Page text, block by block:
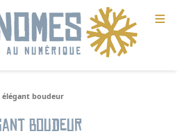
≡
boudeur
boudeur